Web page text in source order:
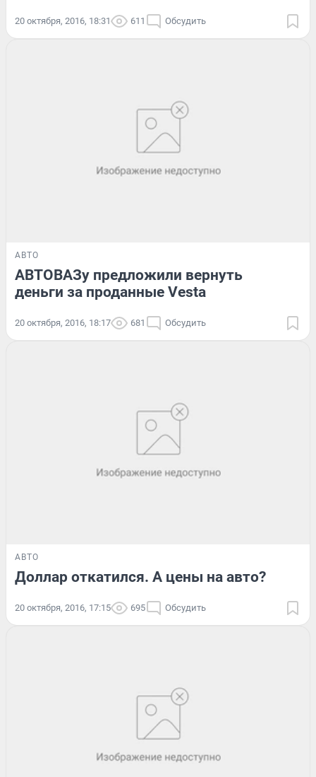
20 октября, 2016, 18:31 611 Обсудить
АВТО
АВТОВАЗу предложили вернуть
деньги за проданные Vesta
20 октября, 2016, 18:17 681 Обсудить
АВТО
Доллар откатился. А цены на авто?
20 октября, 2016, 17:15 695 Обсудить